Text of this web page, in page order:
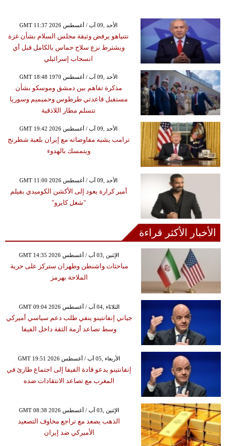
GMT 11:37 2026 الأحد ,09 آب / أغسطس
نتنياهو يرفض وثيقة مجلس السلام بشأن غزة
ويشترط نزع سلاح حماس بالكامل قبل أي
انسحاب إسرائيلي
GMT 18:48 1970 الأحد ,09 آب / أغسطس
مذكرة تفاهم بين دمشق وموسكو بشأن
مستقبل قاعدتي طرطوس وحميميم وسوريا
تتسلم مطار اللاذقية
GMT 19:42 2026 الأحد ,09 آب / أغسطس
ترامب يشبه مفاوضاته مع إيران بلعبة شطرنج
ويتمسك بالهدوء
GMT 11:00 2026 الأحد ,09 آب / أغسطس
أمير كرارة يعود إلى الأكشن الكوميدي بفيلم
"شغل كايرو"
الأخبار الأكثر قراءة
GMT 14:35 2026 الإثنين ,03 آب / أغسطس
مباحثات واشنطن وطهران ستركز على حرية
الملاحة بهرمز
GMT 09:04 2026 الثلاثاء ,04 آب / أغسطس
جياني إنفانتينو ينفي طلب دعم سياسي أميركي
وسط تصاعد أزمة الثقة داخل الفيفا
GMT 19:51 2026 الأربعاء ,05 آب / أغسطس
إنفانتينو يدعو قادة الفيفا إلى اجتماع طارئ في
المغرب مع تصاعد الانتقادات ضده
GMT 08:38 2026 الإثنين ,03 آب / أغسطس
الذهب يصعد مع تراجع مخاوف التصعيد
الأميركي ضد إيران